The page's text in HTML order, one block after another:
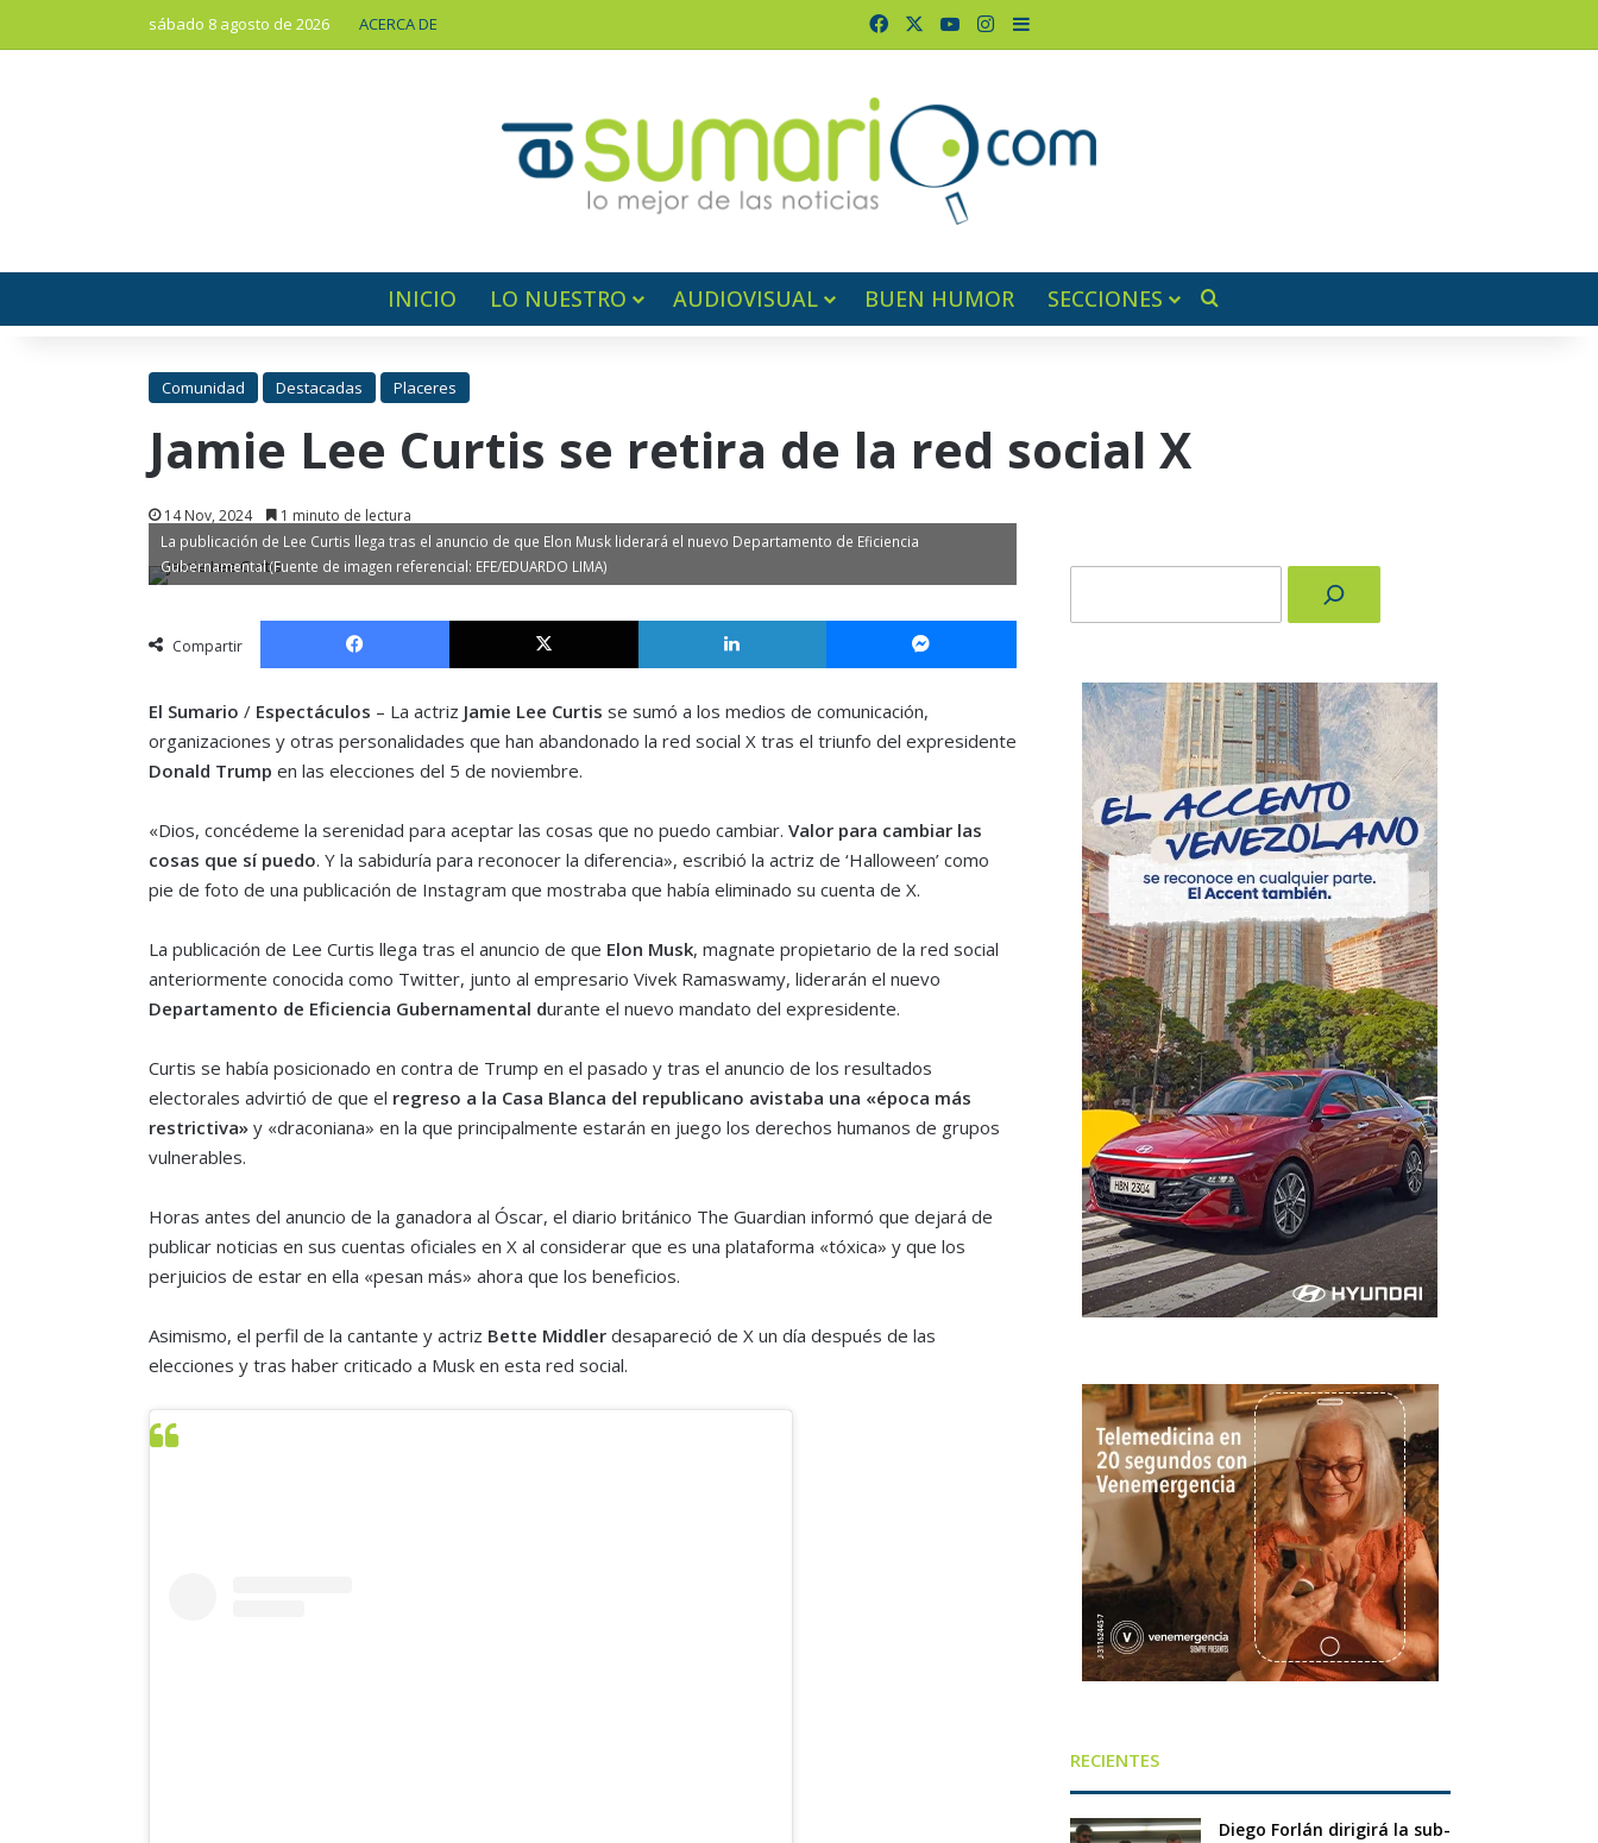
sábado 8 agosto de 2026 ACERCA DE FacebookYouTubeInstagram
Barra lateral
INICIO LO NUESTRO AUDIOVISUAL BUEN HUMOR SECCIONES
Comunidad Destacadas Placeres
Jamie Lee Curtis se retira de la red social X
14 Nov, 2024 1 minuto de lectura
La publicación de Lee Curtis llega tras el anuncio de que Elon Musk liderará el nuevo Departamento de Eficiencia
Gubernamental (Fuente de imagen referencial: EFE/EDUARDO LIMA)
Compartir
Facebook X LinkedIn Messenger
El Sumario /Espectáculos – La actriz Jamie Lee Curtis se sumó a los medios de comunicación,
organizaciones y otras personalidades que han abandonado la red social X tras el triunfo del expresidente
Donald Trump en las elecciones del 5 de noviembre.
«Dios, concédeme la serenidad para aceptar las cosas que no puedo cambiar. Valor para cambiar las
cosas que sí puedo. Y la sabiduría para reconocer la diferencia», escribió la actriz de ‘Halloween’ como
pie de foto de una publicación de Instagram que mostraba que había eliminado su cuenta de X.
La publicación de Lee Curtis llega tras el anuncio de que Elon Musk, magnate propietario de la red social
anteriormente conocida como Twitter, junto al empresario Vivek Ramaswamy, liderarán el nuevo
Departamento de Eficiencia Gubernamental durante el nuevo mandato del expresidente.
Curtis se había posicionado en contra de Trump en el pasado y tras el anuncio de los resultados
electorales advirtió de que el regreso a la Casa Blanca del republicano avistaba una «época más
restrictiva»y «draconiana» en la que principalmente estarán en juego los derechos humanos de grupos
vulnerables.
Horas antes del anuncio de la ganadora al Óscar, el diario británico The Guardian informó que dejará de
publicar noticias en sus cuentas oficiales en X al considerar que es una plataforma «tóxica» y que los
perjuicios de estar en ella «pesan más» ahora que los beneficios.
Asimismo, el perfil de la cantante y actriz Bette Middler desapareció de X un día después de las
elecciones y tras haber criticado a Musk en esta red social.
RECIENTES
Diego Forlán dirigirá la sub-